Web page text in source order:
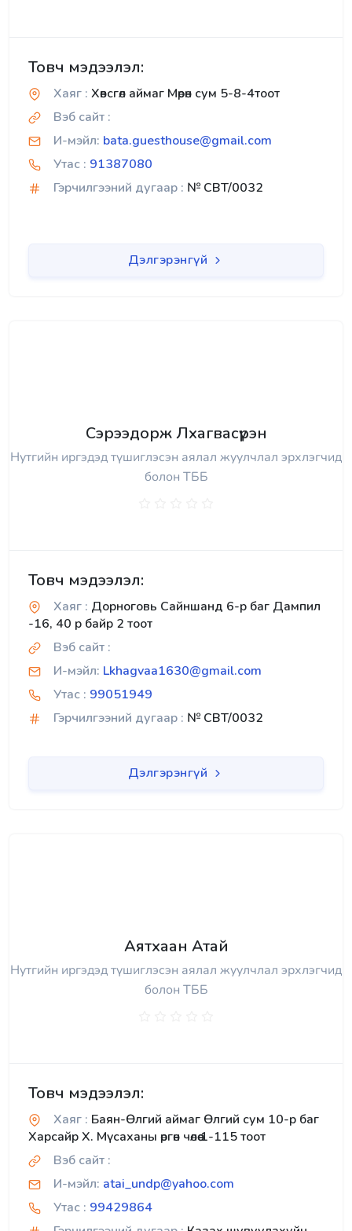
Товч мэдээлэл:
Хаяг : Хөвсгөл аймаг Мөрөн сум 5-8-4тоот
Вэб сайт :
И-мэйл: bata.guesthouse@gmail.com
Утас : 91387080
Гэрчилгээний дугаар : № CBT/0032
Дэлгэрэнгүй
Сэрээдорж Лхагвасүрэн
Нутгийн иргэдэд түшиглэсэн аялал жуулчлал эрхлэгчид
болон ТББ
Товч мэдээлэл:
Хаяг : Дорноговь Сайншанд 6-р баг Дампил
-16, 40 р байр 2 тоот
Вэб сайт :
И-мэйл: Lkhagvaa1630@gmail.com
Утас : 99051949
Гэрчилгээний дугаар : № CBT/0032
Дэлгэрэнгүй
Аятхаан Атай
Нутгийн иргэдэд түшиглэсэн аялал жуулчлал эрхлэгчид
болон ТББ
Товч мэдээлэл:
Хаяг : Баян-Өлгий аймаг Өлгий сум 10-р баг
Харсайр Х. Мүсаханы өргөн чөлөө 1-115 тоот
Вэб сайт :
И-мэйл: atai_undp@yahoo.com
Утас : 99429864